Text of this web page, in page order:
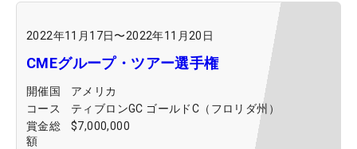
2022年11月17日〜2022年11月20日
CMEグループ・ツアー選手権
開催国
アメリカ
コース
ティブロンGC ゴールドC（フロリダ州）
賞金総
額
$7,000,000